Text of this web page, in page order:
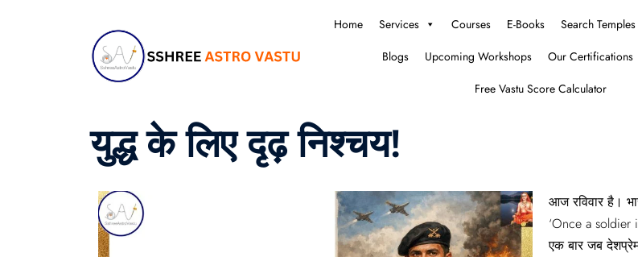
Home Services Courses E-Books Search Temples
Blogs
Upcoming Workshops Our Certifications
Free Vastu Score Calculator
युद्ध के लिए दृढ़ निश्चय!
आज रविवार है।
‘Once a soldier
एक बार जब